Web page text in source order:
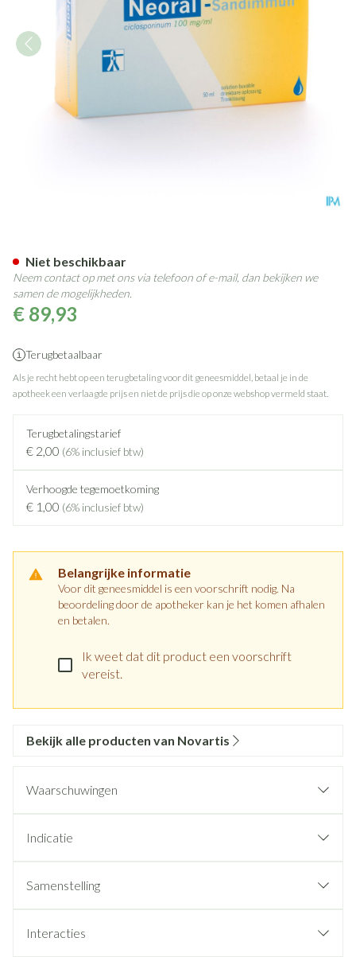
€ 89,93
Terugbetaalbaar
Als je recht hebt op een terugbetaling voor dit geneesmiddel, betaal je in de
apotheek een verlaagde prijs en niet de prijs die op onze webshop vermeld staat.
Terugbetalingstarief
€ 2,00 (6% inclusief btw)
Verhoogde tegemoetkoming
€ 1,00 (6% inclusief btw)
Belangrijke informatie
Voor dit geneesmiddel is een voorschrift nodig. Na
beoordeling door de apotheker kan je het komen afhalen
en betalen.
Ik weet dat dit product een voorschrift
vereist.
Niet beschikbaar
Neem contact op met ons via telefoon of e-mail, dan bekijken we
samen de mogelijkheden.
Bekijk alle producten van Novartis
Waarschuwingen
Indicatie
Samenstelling
Interacties